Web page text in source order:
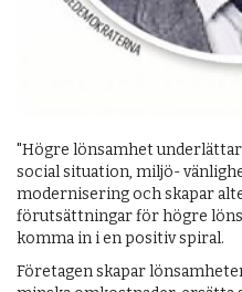
"Högre lönsamhet
social situation, miljö-
modernisering och skapar
förutsättningar för högre
komma in i en positiv spiral.
Företagen skapar